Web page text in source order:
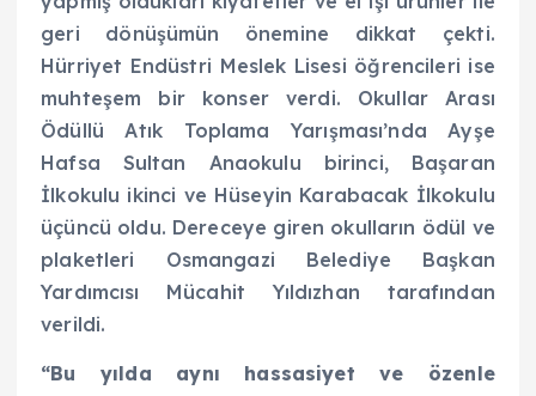
geri dönüşümün önemine dikkat çekti.
Hürriyet Endüstri Meslek Lisesi öğrencileri ise
muhteşem bir konser verdi. Okullar Arası
Ödüllü Atık Toplama Yarışması’nda Ayşe
Hafsa Sultan Anaokulu birinci, Başaran
İlkokulu ikinci ve Hüseyin Karabacak İlkokulu
üçüncü oldu. Dereceye giren okulların ödül ve
plaketleri Osmangazi Belediye Başkan
Yardımcısı Mücahit Yıldızhan tarafından
verildi.
“Bu yılda aynı hassasiyet ve özenle